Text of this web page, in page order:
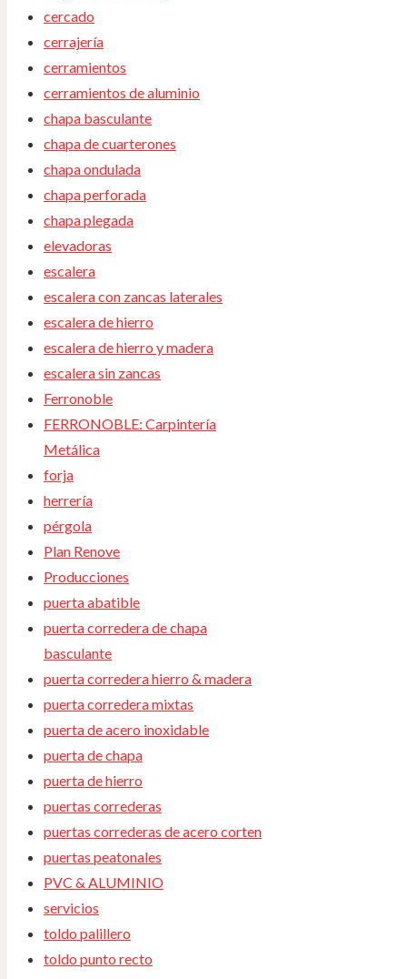
cercado
cerrajería
cerramientos
cerramientos de aluminio
chapa basculante
chapa de cuarterones
chapa ondulada
chapa perforada
chapa plegada
elevadoras
escalera
escalera con zancas laterales
escalera de hierro
escalera de hierro y madera
escalera sin zancas
Ferronoble
FERRONOBLE: Carpintería
Metálica
forja
herrería
pérgola
Plan Renove
Producciones
puerta abatible
puerta corredera de chapa
basculante
puerta corredera hierro & madera
puerta corredera mixtas
puerta de acero inoxidable
puerta de chapa
puerta de hierro
puertas correderas
puertas correderas de acero corten
puertas peatonales
PVC & ALUMINIO
servicios
toldo palillero
toldo punto recto